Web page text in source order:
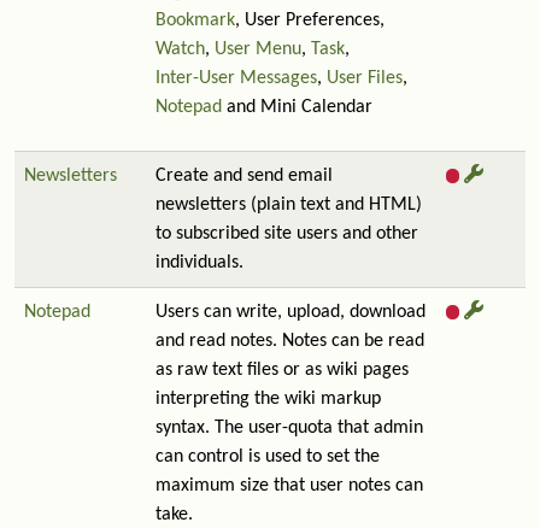
Bookmark, User Preferences,
Watch, User Menu, Task,
Inter-User Messages, User Files,
Notepad and Mini Calendar
Newsletters
Create and send email
newsletters (plain text and HTML)
to subscribed site users and other
individuals.
Notepad
Users can write, upload, download
and read notes. Notes can be read
as raw text files or as wiki pages
interpreting the wiki markup
syntax. The user-quota that admin
can control is used to set the
maximum size that user notes can
take.